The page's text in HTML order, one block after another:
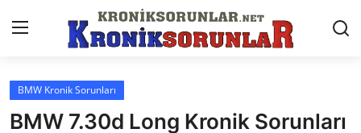
Anasayfa
BMW Kronik Sorunları
BMW 7.30d Long Kronik Sorunları